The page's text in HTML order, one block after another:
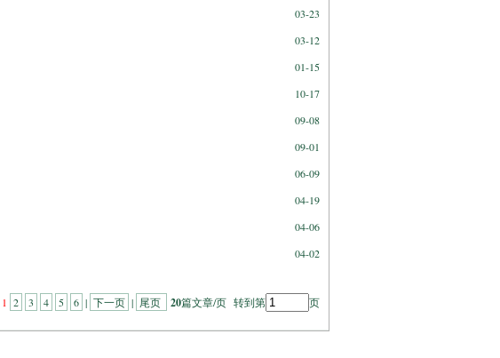
03-23
03-12
01-15
10-17
09-08
09-01
06-09
04-19
04-06
04-02
1 2 3 4 5 6 | 下一页 | 尾页 20篇文章/页 转到第 页